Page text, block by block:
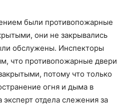
были противопожарные
они не закрывались
обслужены. Инспекторы
что противопожарные двери
потому что только
огня и дыма в
отдела слежения за